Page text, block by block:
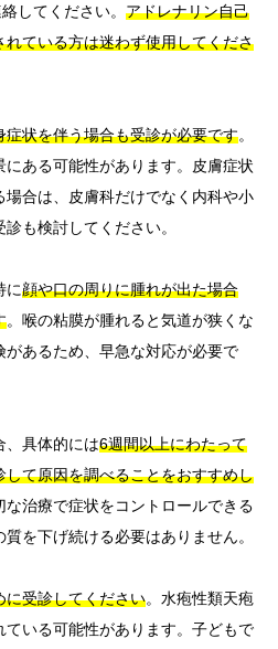
してください。 アドレナリン自己
ている方は迷わず使用してくださ
症状を伴う場合も受診が必要です。
ある可能性があります。皮膚症状
合は、皮膚科だけでなく内科や小
も検討してください。
に顔や口の周りに腫れが出た場合
。喉の粘膜が腫れると気道が狭くな
があるため、早急な対応が必要で
、具体的には6週間以上にわたって
て原因を調べることをおすすめし
な治療で症状をコントロールできる
を下げ続ける必要はありません。
に受診してください。水疱性類天疱
いる可能性があります。子どもで